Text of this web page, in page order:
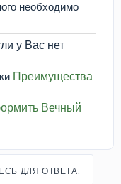
необходимо
у Вас нет
Преимущества
Вечный
ДЛЯ ОТВЕТА.